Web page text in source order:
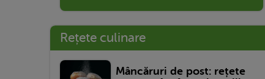
Rețete culinare
Mâncăruri de post: rețete